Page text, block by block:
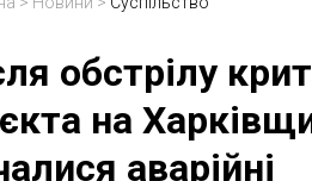
обстрілу
на
аварійні